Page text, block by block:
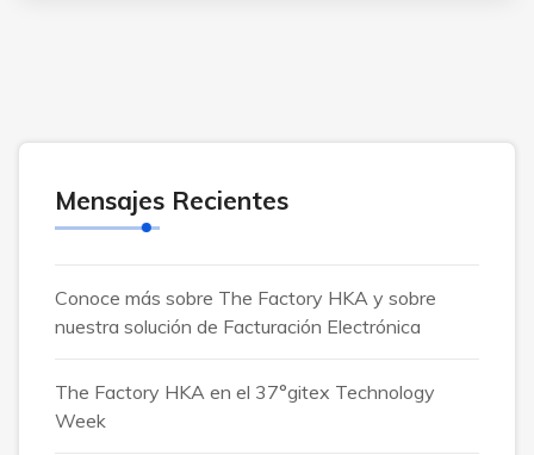
Mensajes Recientes
Conoce más sobre The Factory HKA y sobre
nuestra solución de Facturación Electrónica
The Factory HKA en el 37°gitex Technology
Week